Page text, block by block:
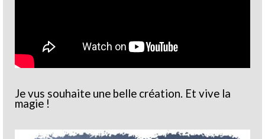
Je vus souhaite une belle création. Et vive la
magie !